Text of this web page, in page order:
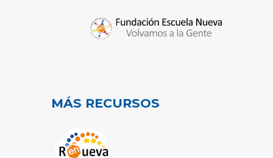
MÁS RECURSOS